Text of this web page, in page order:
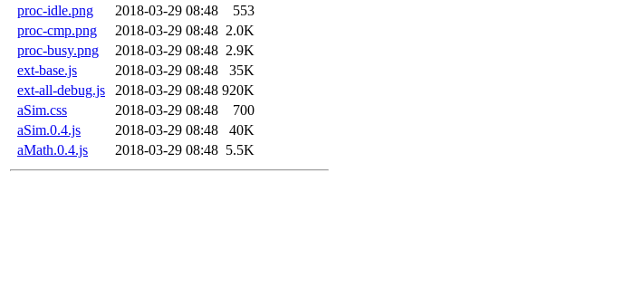
proc-idle.png
2018-03-29 08:48
553
proc-cmp.png
2018-03-29 08:48 2.0K
proc-busy.png
2018-03-29 08:48 2.9K
ext-base.js
2018-03-29 08:48
35K
ext-all-debug.js
2018-03-29 08:48 920K
aSim.css
2018-03-29 08:48
700
aSim.0.4.js
2018-03-29 08:48
40K
aMath.0.4.js
2018-03-29 08:48 5.5K